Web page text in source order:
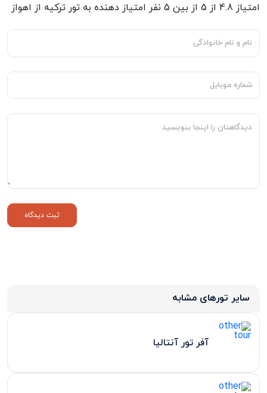
امتیاز 4.8 از 5 از بین 5 نفر امتیاز دهنده به تور ترکیه از اهواز
سایر تورهای مشابه
آفر تور آنتالیا